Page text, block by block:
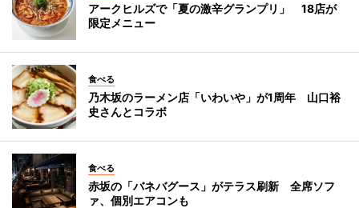
アークヒルズで「夏の激辛グランプリ」 18店が
限定メニュー
食べる
乃木坂のラーメン店「いわいや」が1周年 山口裕
史さんとコラボ
食べる
赤坂の「バネバグース」がテラス刷新 全席ソフ
ァ、個別エアコンも